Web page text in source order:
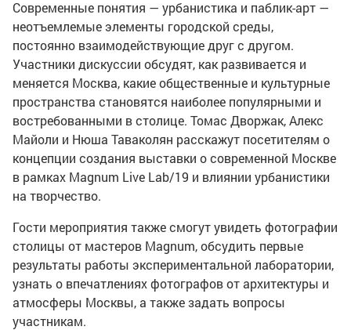
Современные понятия — урбанистика и паблик-арт —
неотъемлемые элементы городской среды,
постоянно взаимодействующие друг с другом.
Участники дискуссии обсудят, как развивается и
меняется Москва, какие общественные и культурные
пространства становятся наиболее популярными и
востребованными в столице. Томас Дворжак, Алекс
Майоли и Нюша Таваколян расскажут посетителям о
концепции создания выставки о современной Москве
в рамках Magnum Live Lab/19 и влиянии урбанистики
на творчество.
Гости мероприятия также смогут увидеть фотографии
столицы от мастеров Magnum, обсудить первые
результаты работы экспериментальной лаборатории,
узнать о впечатлениях фотографов от архитектуры и
атмосферы Москвы, а также задать вопросы
участникам.